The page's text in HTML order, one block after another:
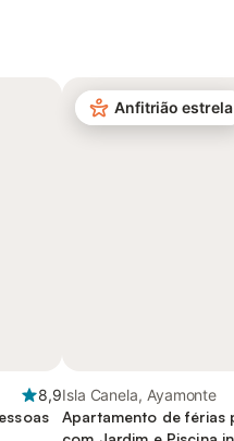
8,9
Anfitrião estrela
Isla Canela, Ayamonte
Apartamento de férias